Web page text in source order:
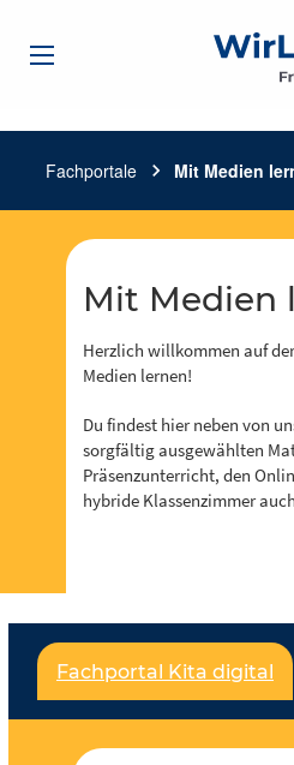
Fachportale chevron_right Mit Medien
Mit
Herzlich willkommen auf
Medien lernen!
Du findest hier neben von
sorgfältig ausgewählten
Präsenzunterricht, den
hybride Klassenzimmer
Events,
aus Mit Medien lernen.
dich inspirieren!
Für jeden und jede ist etwas
noch viel mehr werden –
Unterstützung,werde Teil
kannst in Redaktionen
Fachportal Kita digital